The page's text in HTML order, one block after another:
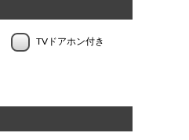
TVドアホン付き